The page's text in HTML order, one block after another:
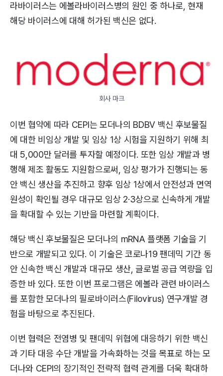
라바이러스는 에볼라바이러스병의 원인 중 하나로, 현재
해당 바이러스에 대해 허가된 백신은 없다.
회사 마크
이번 협약에 따라 CEPI는 모더나의 BDBV 백신 후보물질
에 대한 비임상 개발 및 임상 1상 시험을 지원하기 위해 최
대 5,000만 달러를 투자할 예정이다. 또한 임상 개발과 병
행해 제조 활동도 지원함으로써, 임상 평가가 진행되는 동
안 백신 생산을 추진하고 향후 임상 1상에서 안전성과 면역
원성이 확인될 경우 대규모 임상 2·3상으로 신속하게 개발
을 확대할 수 있는 기반을 마련할 계획이다.
해당 백신 후보물질은 모더나의 mRNA 플랫폼 기술을 기
반으로 개발되고 있다. 이 기술은 코로나19 팬데믹 기간 동
안 신속한 백신 개발과 대규모 생산, 글로벌 공급 역량을 입
증한 바 있다. 또한 이번 프로그램은 에볼라 관련 바이러스
를 포함한 모더나의 필로바이러스(Filovirus) 연구개발 경
험을 바탕으로 추진된다.
이번 협력은 전염병 및 팬데믹 위협에 대응하기 위한 백신
과 기타 대응 수단 개발을 가속화하는 것을 목표로 하는 모
더나와 CEPI의 장기적인 전략적 협력 관계를 더욱 확대하